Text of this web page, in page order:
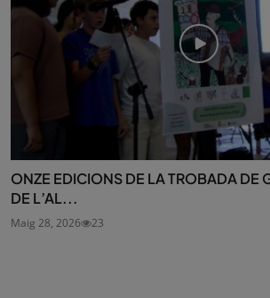
ONZE EDICIONS DE LA TROBADA DE
DE L’AL...
Maig 28, 2026 23